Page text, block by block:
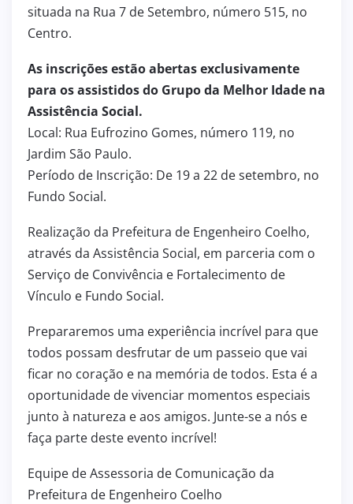
situada na Rua 7 de Setembro, número 515, no
Centro.
As inscrições estão abertas exclusivamente
para os assistidos do Grupo da Melhor Idade na
Assistência Social.
Local: Rua Eufrozino Gomes, número 119, no
Jardim São Paulo.
Período de Inscrição: De 19 a 22 de setembro, no
Fundo Social.
Realização da Prefeitura de Engenheiro Coelho,
através da Assistência Social, em parceria com o
Serviço de Convivência e Fortalecimento de
Vínculo e Fundo Social.
Prepararemos uma experiência incrível para que
todos possam desfrutar de um passeio que vai
ficar no coração e na memória de todos. Esta é a
oportunidade de vivenciar momentos especiais
junto à natureza e aos amigos. Junte-se a nós e
faça parte deste evento incrível!
Equipe de Assessoria de Comunicação da
Prefeitura de Engenheiro Coelho